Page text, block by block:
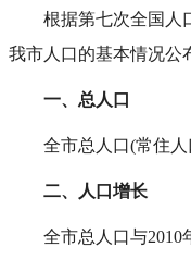
根据第七次全国人
我市人口的基本情况公
一、总人口
全市总人口(常住人
二、人口增长
全市总人口与2010